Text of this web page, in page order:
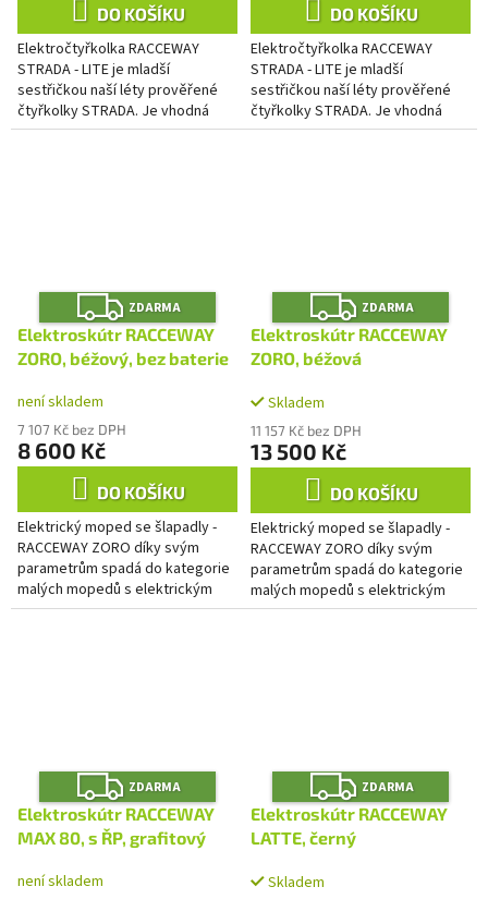
DO KOŠÍKU
Elektročtyřkolka RACCEWAY
STRADA - LITE je mladší
sestřičkou naší léty prověřené
čtyřkolky STRADA. Je vhodná
nejen pro ty, kdo mají problémy s
DO KOŠÍKU
Elektročtyřkolka RACCEWAY
STRADA - LITE je mladší
sestřičkou naší léty prověřené
čtyřkolky STRADA. Je vhodná
nejen pro ty, kdo mají problémy s
Z
D
A
R
M
A
ZDARMA
Elektroskútr RACCEWAY
ZORO, béžový, bez baterie
není skladem
7 107 Kč bez DPH
8 600 Kč
DO KOŠÍKU
Elektrický moped se šlapadly -
RACCEWAY ZORO díky svým
parametrům spadá do kategorie
malých mopedů s elektrickým
pohonem a šlapadly. Užijte si
Z
D
A
R
M
ZDARMA
Elektroskútr RACCEWAY
ZORO, béžová
Skladem
11 157 Kč bez DPH
13 500 Kč
DO KOŠÍKU
Elektrický moped se šlapadly -
RACCEWAY ZORO díky svým
parametrům spadá do kategorie
malých mopedů s elektrickým
pohonem a šlapadly. Užijte si
Z
D
A
R
M
A
ZDARMA
Elektroskútr RACCEWAY
MAX 80, s ŘP, grafitový
není skladem
Z
D
A
R
M
ZDARMA
Elektroskútr RACCEWAY
LATTE, černý
Skladem